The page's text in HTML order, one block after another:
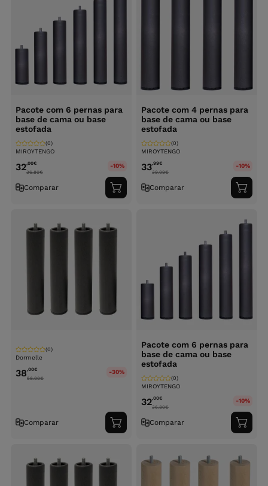
Pacote com 6 pernas para
base de cama ou base
estofada
MIROYTENGO
(0)
32,00€
36.80€
-10%
Comparar
Adicionar
ao
Pacote com 4 pernas para
base de cama ou base
estofada
MIROYTENGO
(0)
33,99€
39.09€
-10%
Comparar
ao
Dormelle
(0)
38,00€
58.00€
-30%
Comparar
Adicionar
ao
Pacote com 6 pernas para
base de cama ou base
estofada
MIROYTENGO
(0)
32,00€
36.80€
-10%
Comparar
ao